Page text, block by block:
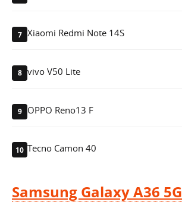
7 Xiaomi Redmi Note 14S
8 vivo V50 Lite
9 OPPO Reno13 F
10 Tecno Camon 40
Samsung Galaxy A36 5G